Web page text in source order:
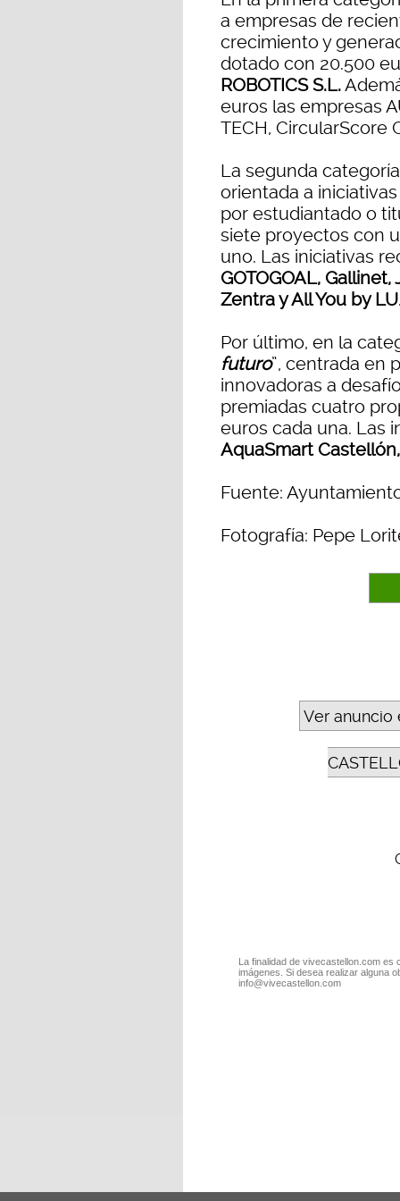
a empresas de
crecimiento y
dotado con 20.500
ROBOTICS S.L.
euros las empresas
TECH, CircularScore
La segunda
orientada a
por estudiantado o
siete proyectos con
uno. Las iniciativas
GOTOGOAL,
Zentra y All You by LU
Por último, en la
futuro”, centrada en
innovadoras a
premiadas cuatro
euros cada una. Las
AquaSmart
Fuente:
Fotografía: Pepe
Ver anuncio
La finalidad de vivecastellon.com
imágenes. Si desea realizar alguna
info@vivecastellon.com